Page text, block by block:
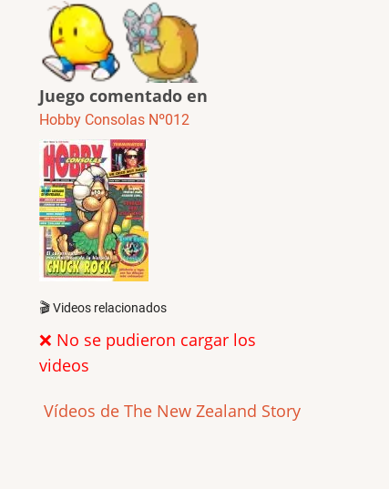
Juego comentado en
Hobby Consolas Nº012
🎬 Videos relacionados
❌ No se pudieron cargar los
videos
Vídeos de The New Zealand Story